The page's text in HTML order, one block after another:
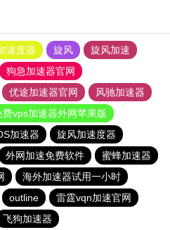
速度器 旋风
旋风加速
狗急加速器官网
优途加速器官网
风驰加速器
费vps加速器外网苹果版
加速器
旋风加速度器
外网加速免费软件
蜜蜂加速器
海外加速器试用一小时
outline
雷霆vqn加速官网
飞狗加速器